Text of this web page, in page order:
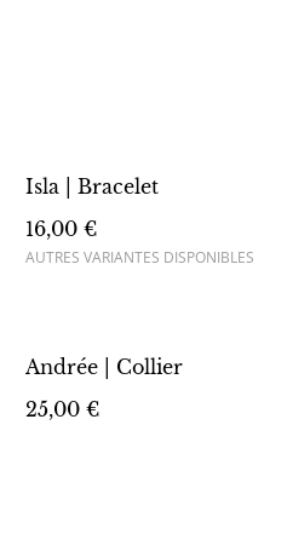
Isla | Bracelet
16,00 €
AUTRES VARIANTES DISPONIBLES
Andrée | Collier
25,00 €